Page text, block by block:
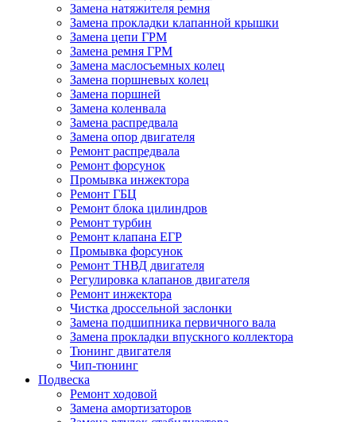
Замена натяжителя ремня
Замена прокладки клапанной крышки
Замена цепи ГРМ
Замена ремня ГРМ
Замена маслосъемных колец
Замена поршневых колец
Замена поршней
Замена коленвала
Замена распредвала
Замена опор двигателя
Ремонт распредвала
Ремонт форсунок
Промывка инжектора
Ремонт ГБЦ
Ремонт блока цилиндров
Ремонт турбин
Ремонт клапана ЕГР
Промывка форсунок
Ремонт ТНВД двигателя
Регулировка клапанов двигателя
Ремонт инжектора
Чистка дроссельной заслонки
Замена подшипника первичного вала
Замена прокладки впускного коллектора
Тюнинг двигателя
Чип-тюнинг
Подвеска
Ремонт ходовой
Замена амортизаторов